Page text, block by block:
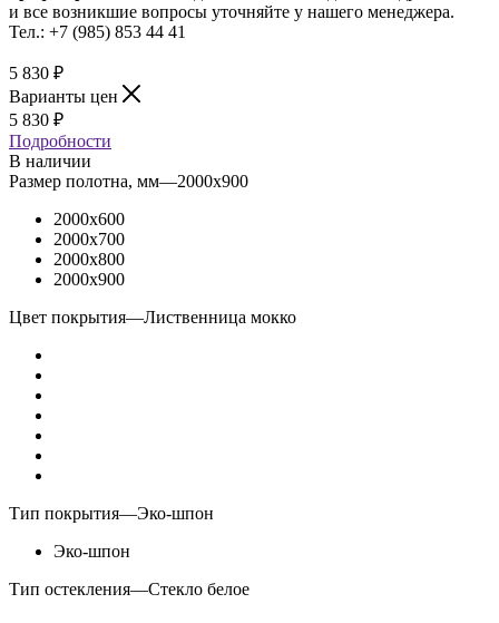
и все возникшие вопросы уточняйте у нашего менеджера.
Тел.: +7 (985) 853 44 41
5 830 ₽
Варианты цен
5 830 ₽
Подробности
В наличии
Размер полотна, мм—2000x900
2000x600
2000x700
2000x800
2000x900
Цвет покрытия—Лиственница мокко
Тип покрытия—Эко-шпон
Эко-шпон
Тип остекления—Стекло белое